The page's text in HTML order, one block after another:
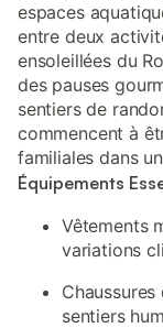
espaces
entre deux
ensoleillées du
des pauses
sentiers de
commencent à
familiales dans
Équipements
Vêtements
variations
sentiers